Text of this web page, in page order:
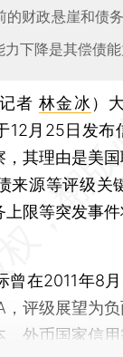
的财政悬崖和债
力下降是其偿债
记者林金冰 ）
12月25日发
，其理由是美
来源等评级关
上限等突发事
在2011年8月
评级展望为
外币国家信用